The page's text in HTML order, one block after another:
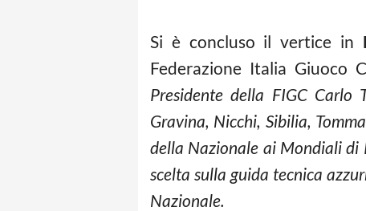
Si è concluso il vertice in
Federazione Italia Giuoco
Presidente della FIGC Carlo
Gravina, Nicchi, Sibilia,
della Nazionale ai Mondiali di
scelta sulla guida tecnica
Nazionale.